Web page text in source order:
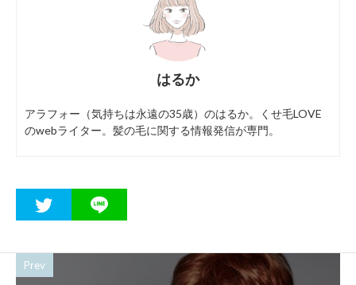
はるか
アラフォー（気持ちは永遠の35歳）のはるか。くせ毛LOVE
のwebライター。髪の毛に関する情報発信が専門。
Prev